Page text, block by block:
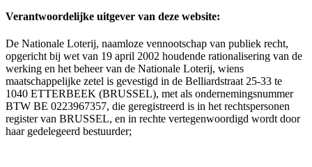
Verantwoordelijke uitgever van deze website:
De Nationale Loterij, naamloze vennootschap van publiek recht,
opgericht bij wet van 19 april 2002 houdende rationalisering van de
werking en het beheer van de Nationale Loterij, wiens
maatschappelijke zetel is gevestigd in de Belliardstraat 25-33 te
1040 ETTERBEEK (BRUSSEL), met als ondernemingsnummer
BTW BE 0223967357, die geregistreerd is in het rechtspersonen
register van BRUSSEL, en in rechte vertegenwoordigd wordt door
haar gedelegeerd bestuurder;